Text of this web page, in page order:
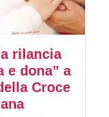
rilancia
e dona” a
Croce